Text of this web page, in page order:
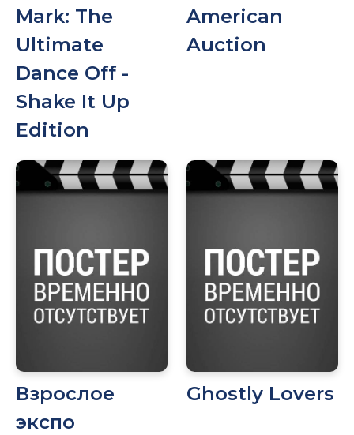
Mark: The
Ultimate
Dance Off -
Shake It Up
Edition
American
Auction
Взрослое
экспо
Ghostly Lovers